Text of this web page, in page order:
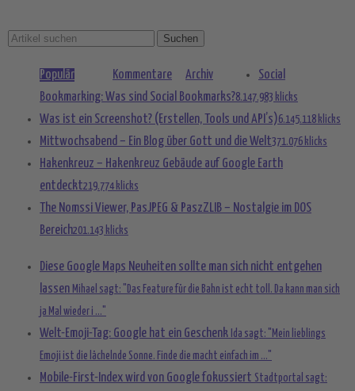
Populär Kommentare Archiv
Social
Bookmarking: Was sind Social Bookmarks?8.147.983 klicks
Was ist ein Screenshot? (Erstellen, Tools und API’s)6.145.118 klicks
Mittwochsabend – Ein Blog über Gott und die Welt371.076 klicks
Hakenkreuz – Hakenkreuz Gebäude auf Google Earth
entdeckt219.774 klicks
The Nomssi Viewer, PasJPEG & PaszZLIB – Nostalgie im DOS
Bereich201.143 klicks
Diese Google Maps Neuheiten sollte man sich nicht entgehen
lassen Mihael sagt: "Das Feature für die Bahn ist echt toll. Da kann man sich
ja Mal wieder i ..."
Welt-Emoji-Tag: Google hat ein Geschenk Ida sagt: "Mein lieblings
Emoji ist die lächelnde Sonne. Finde die macht einfach im ..."
Mobile-First-Index wird von Google fokussiert Stadtportal sagt: